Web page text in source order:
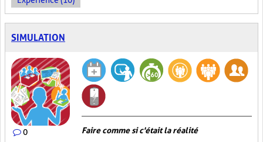
SIMULATION
0 Faire comme si c'était la réalité